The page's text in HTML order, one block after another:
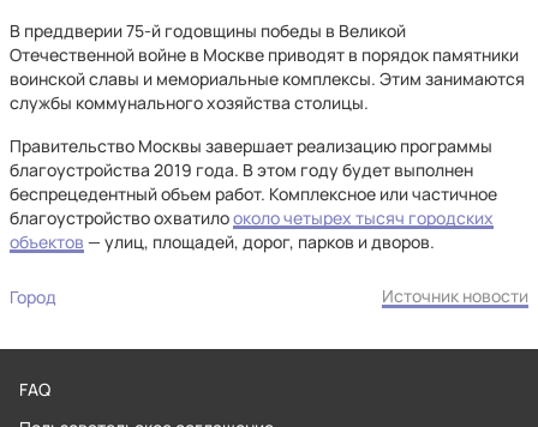
В преддверии 75-й годовщины победы в Великой
Отечественной войне в Москве приводят в порядок памятники
воинской славы и мемориальные комплексы. Этим занимаются
службы коммунального хозяйства столицы.
Правительство Москвы завершает реализацию программы
благоустройства 2019 года. В этом году будет выполнен
беспрецедентный объем работ. Комплексное или частичное
благоустройство охватилооколо четырех тысяч городских
объектов — улиц, площадей, дорог, парков и дворов.
Город Источник новости
FAQ